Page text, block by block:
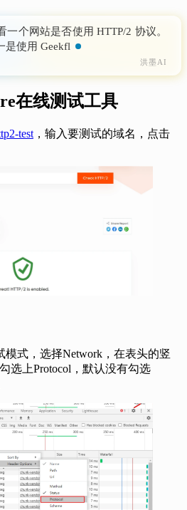
洪墨AI
个网站是否使用 HTTP/2 协议。
使用 Geekflare 在线测试工具，
模式并查看
在线测试工具
test
式，选择Network，在表头的竖
选上Protocol，默认没有勾选